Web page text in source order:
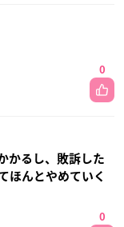
0
かるし、敗訴した
ほんとやめていく
0